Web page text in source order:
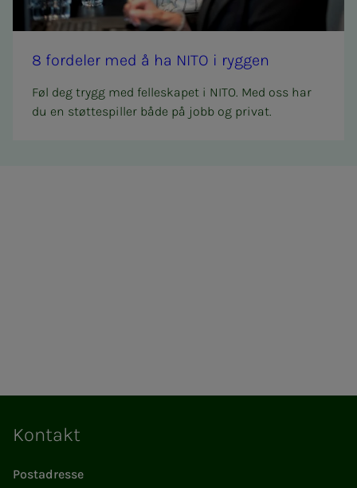
8 for­­­de­­­ler med å ha NITO i ryg­­­gen
Føl deg trygg med felleskapet i NITO. Med oss har
du en støttespiller både på jobb og privat.
Kontakt
Postadresse